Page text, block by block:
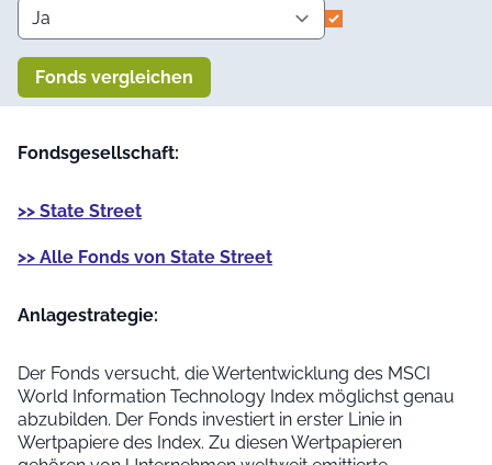
Fonds vergleichen
Fondsgesellschaft:
>> State Street
>> Alle Fonds von State Street
Anlage­strategie:
Der Fonds versucht, die Wertentwicklung des MSCI
World Information Technology Index möglichst genau
abzubilden. Der Fonds investiert in erster Linie in
Wertpapiere des Index. Zu diesen Wertpapieren